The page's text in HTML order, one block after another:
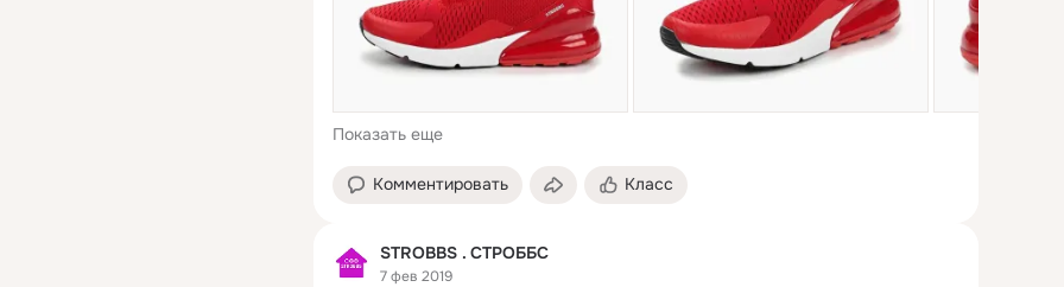
Показать еще
Комментировать Класс
STROBBS . СТРОББС
7 фев 2019